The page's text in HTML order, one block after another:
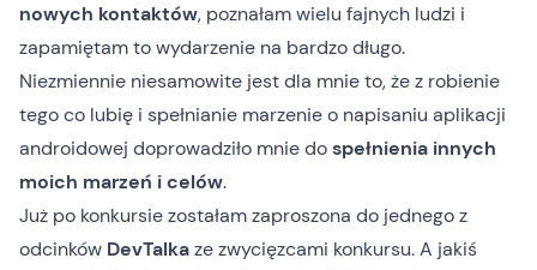
nowych kontaktów, poznałam wielu fajnych ludzi i
zapamiętam to wydarzenie na bardzo długo.
Niezmiennie niesamowite jest dla mnie to, że z robienie
tego co lubię i spełnianie marzenie o napisaniu aplikacji
androidowej doprowadziło mnie dospełnienia innych
moich marzeń i celów.
Już po konkursie zostałam zaproszona do jednego z
odcinków DevTalkaze zwycięzcami konkursu. A jakiś